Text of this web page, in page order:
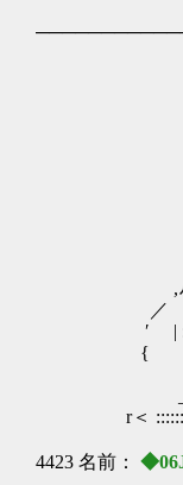
_.. -
／／ｉ:
/: :/ｉ:ｉ:
: :/ｉ:ｉ:
ｉ: :ｉ:i:i/:
|: :|:i/ﾋ土ﾄ
|: :i⊥i__
|: :{ ハ
,ﾉ|: :乂
／ | : |:
′ | : | ｉ:
{ | : | |: : :
| : | |: :
_j L| |: :
r＜
4423 名前：